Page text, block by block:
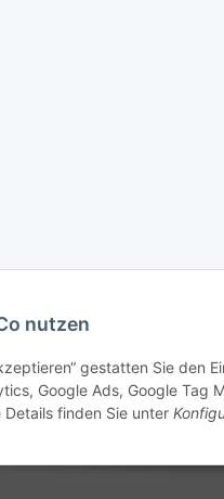
Versand
nutzen
gestatten Sie den
Google Ads, Google
finden Sie unter